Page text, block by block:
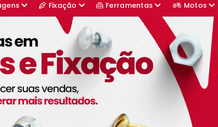
Fixação Ferramentas Motos